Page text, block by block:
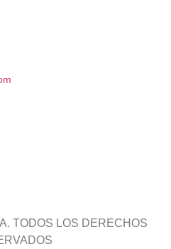
TODOS LOS DERECHOS